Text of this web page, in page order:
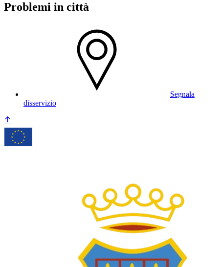
Problemi in città
Segnala
disservizio